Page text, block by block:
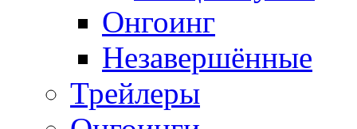
Онгоинг
Незавершённые
Трейлеры